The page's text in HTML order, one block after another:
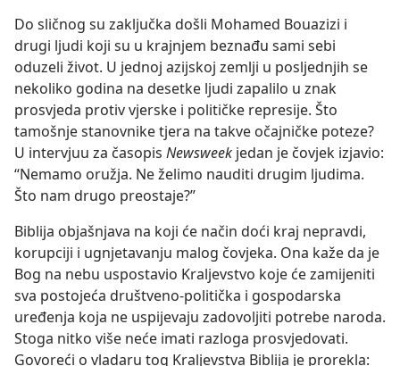
Do sličnog su zaključka došli Mohamed Bouazizi i
drugi ljudi koji su u krajnjem beznađu sami sebi
oduzeli život. U jednoj azijskoj zemlji u posljednjih se
nekoliko godina na desetke ljudi zapalilo u znak
prosvjeda protiv vjerske i političke represije. Što
tamošnje stanovnike tjera na takve očajničke poteze?
U intervjuu za časopis Newsweek jedan je čovjek izjavio:
“Nemamo oružja. Ne želimo nauditi drugim ljudima.
Što nam drugo preostaje?”
Biblija objašnjava na koji će način doći kraj nepravdi,
korupciji i ugnjetavanju malog čovjeka. Ona kaže da je
Bog na nebu uspostavio Kraljevstvo koje će zamijeniti
sva postojeća društveno-politička i gospodarska
uređenja koja ne uspijevaju zadovoljiti potrebe naroda.
Stoga nitko više neće imati razloga prosvjedovati.
Govoreći o vladaru tog Kraljevstva Biblija je prorekla: